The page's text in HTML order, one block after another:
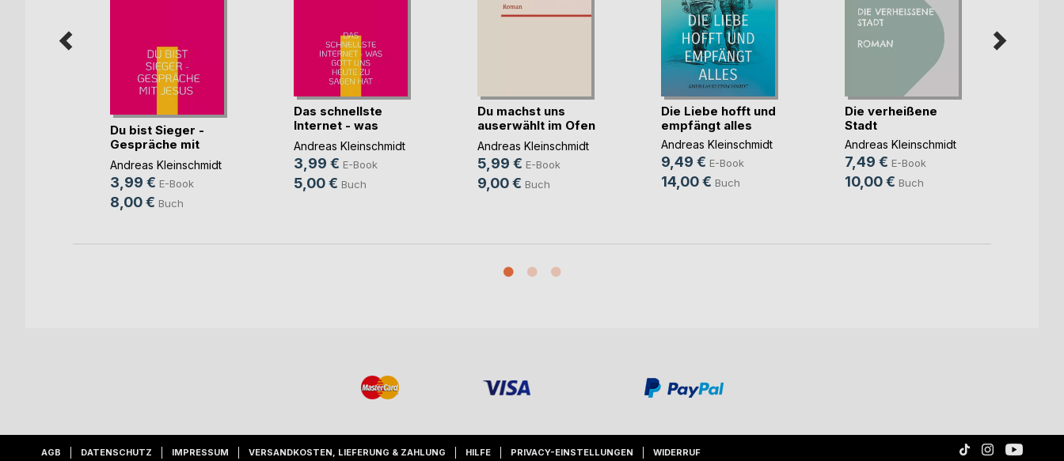
Du bist Sieger -
Gespräche mit
Jesus
Andreas Kleinschmidt
3,99 € E-Book
8,00 € Buch
Das schnellste
Internet - was
Gott(...)
Andreas Kleinschmidt
3,99 € E-Book
5,00 € Buch
Du machst uns
auserwählt im Ofen
d(...)
Andreas Kleinschmidt
5,99 € E-Book
9,00 € Buch
Die Liebe hofft und
empfängt alles
Andreas Kleinschmidt
9,49 € E-Book
14,00 € Buch
Die verheißene
Stadt
Andreas Kleinschmidt
7,49 € E-Book
10,00 € Buch
AGB DATENSCHUTZ IMPRESSUM VERSANDKOSTEN, LIEFERUNG & ZAHLUNG HILFE PRIVACY-EINSTELLUNGEN WIDERRUF